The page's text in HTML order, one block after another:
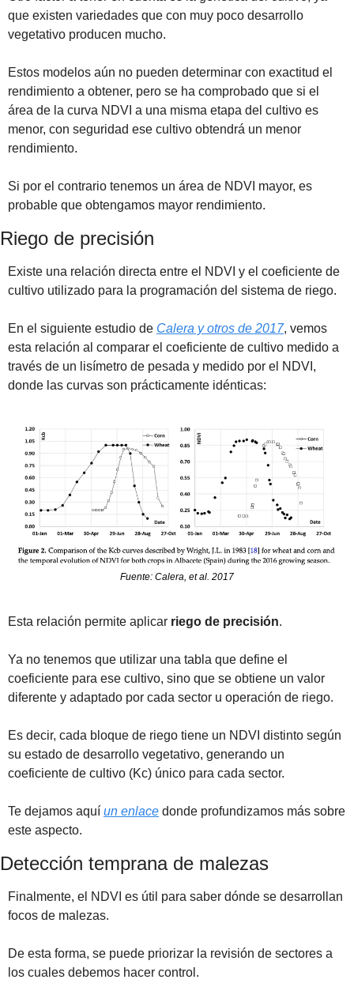
que existen variedades que con muy poco desarrollo
vegetativo producen mucho.
Estos modelos aún no pueden determinar con exactitud el
rendimiento a obtener, pero se ha comprobado que si el
área de la curva NDVI a una misma etapa del cultivo es
menor, con seguridad ese cultivo obtendrá un menor
rendimiento.
Si por el contrario tenemos un área de NDVI mayor, es
probable que obtengamos mayor rendimiento.
Riego de precisión
Existe una relación directa entre el NDVI y el coeficiente de
cultivo utilizado para la programación del sistema de riego.
En el siguiente estudio de Calera y otros de 2017, vemos
esta relación al comparar el coeficiente de cultivo medido a
través de un lisímetro de pesada y medido por el NDVI,
donde las curvas son prácticamente idénticas:
Fuente: Calera, et al. 2017
Esta relación permite aplicar riego de precisión.
Ya no tenemos que utilizar una tabla que define el
coeficiente para ese cultivo, sino que se obtiene un valor
diferente y adaptado por cada sector u operación de riego.
Es decir, cada bloque de riego tiene un NDVI distinto según
su estado de desarrollo vegetativo, generando un
coeficiente de cultivo (Kc) único para cada sector.
Te dejamos aquí un enlace donde profundizamos más sobre
este aspecto.
Detección temprana de malezas
Finalmente, el NDVI es útil para saber dónde se desarrollan
focos de malezas.
De esta forma, se puede priorizar la revisión de sectores a
los cuales debemos hacer control.